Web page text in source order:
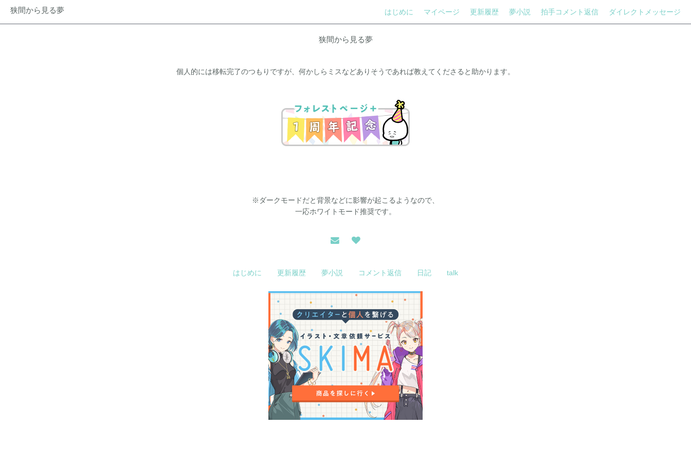
狭間から見る夢 はじめに マイページ 更新履歴 夢小説 拍手コメント返信 ダイレクトメッセージ
狭間から見る夢
個人的には移転完了のつもりですが、何かしらミスなどありそうであれば教えてくださると助かります。
※ダークモードだと背景などに影響が起こるようなので、
一応ホワイトモード推奨です。
はじめに 更新履歴 夢小説 コメント返信 日記 talk